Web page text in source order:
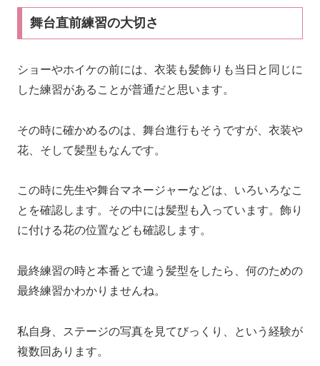
舞台直前練習の大切さ
ショーやホイケの前には、衣装も髪飾りも当日と同じに
した練習があることが普通だと思います。
その時に確かめるのは、舞台進行もそうですが、衣装や
花、そして髪型もなんです。
この時に先生や舞台マネージャーなどは、いろいろなこ
とを確認します。その中には髪型も入っています。飾り
に付ける花の位置なども確認します。
最終練習の時と本番とで違う髪型をしたら、何のための
最終練習かわかりませんね。
私自身、ステージの写真を見てびっくり、という経験が
複数回あります。